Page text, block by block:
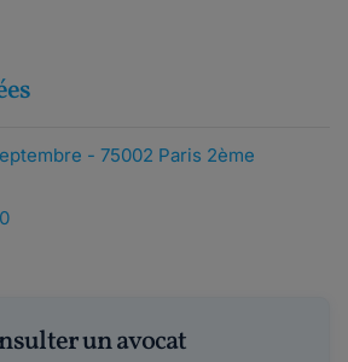
- 75002 Paris 2ème
un avocat